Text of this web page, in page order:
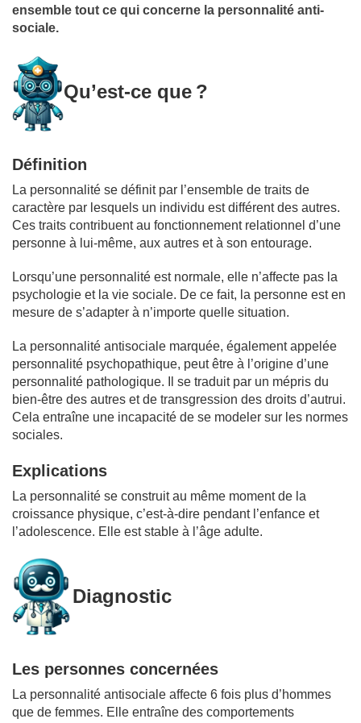
ensemble tout ce qui concerne la personnalité anti-
sociale.
Qu’est-ce que ?
Définition
La personnalité se définit par l’ensemble de traits de
caractère par lesquels un individu est différent des autres.
Ces traits contribuent au fonctionnement relationnel d’une
personne à lui-même, aux autres et à son entourage.
Lorsqu’une personnalité est normale, elle n’affecte pas la
psychologie et la vie sociale. De ce fait, la personne est en
mesure de s’adapter à n’importe quelle situation.
La personnalité antisociale marquée, également appelée
personnalité psychopathique, peut être à l’origine d’une
personnalité pathologique. Il se traduit par un mépris du
bien-être des autres et de transgression des droits d’autrui.
Cela entraîne une incapacité de se modeler sur les normes
sociales.
Explications
La personnalité se construit au même moment de la
croissance physique, c’est-à-dire pendant l’enfance et
l’adolescence. Elle est stable à l’âge adulte.
Diagnostic
Les personnes concernées
La personnalité antisociale affecte 6 fois plus d’hommes
que de femmes. Elle entraîne des comportements